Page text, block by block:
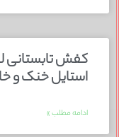
استایل خنک و
ادامه مطلب »